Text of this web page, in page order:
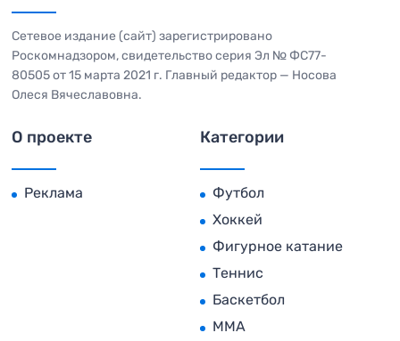
Сетевое издание (сайт) зарегистрировано
Роскомнадзором, свидетельство серия Эл № ФС77-
80505 от 15 марта 2021 г. Главный редактор — Носова
Олеся Вячеславовна.
О проекте
Реклама
Категории
Футбол
Хоккей
Фигурное катание
Теннис
Баскетбол
MMA